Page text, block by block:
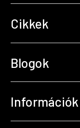
Cikkek
Blogok
Információk